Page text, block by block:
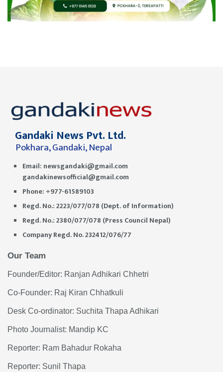
Gandaki News Pvt. Ltd.
Pokhara, Gandaki, Nepal
Email: newsgandaki@gmail.com
gandakinewsofficial@gmail.com
Phone: +977-61589103
Regd. No.: 2223/077/078 (Dept. of Information)
Regd. No.: 2380/077/078 (Press Council Nepal)
Company Regd. No. 232412/076/77
Our Team
Founder/Editor: Ranjan Adhikari Chhetri
Co-Founder: Raj Kiran Chhatkuli
Desk Co-ordinator: Suchita Thapa Adhikari
Photo Journalist: Mandip KC
Reporter: Ram Bahadur Rokaha
Reporter: Sunil Thapa